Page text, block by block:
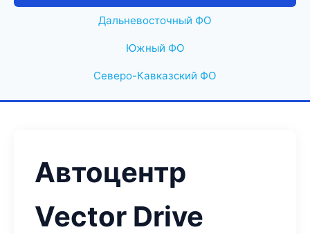
Дальневосточный ФО
Южный ФО
Северо-Кавказский ФО
Автоцентр
Vector Drive